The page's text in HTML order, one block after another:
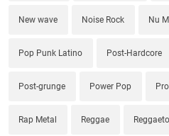
New wave Noise Rock Nu
Pop Punk Latino Post-Hardcore
Post-grunge Power Pop
Rap Metal Reggae